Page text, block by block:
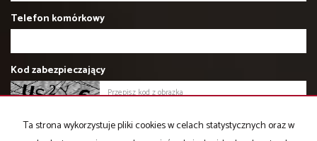
Telefon komórkowy
Kod zabezpieczający
Wiadomość
Ta strona wykorzystuje pliki cookies w celach statystycznych oraz w